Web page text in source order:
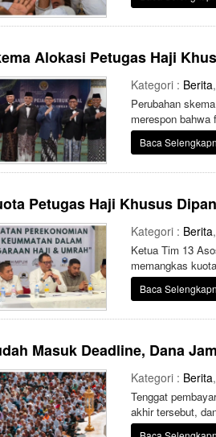
Alokasi Petugas Haji
Kategori : Berita,
Perubahan
merespon bahwa
Baca
Petugas Haji Khusus
Kategori : Berita,
Ketua Tim 13
memangkas
Baca
Masuk Deadline, Dana
Kategori : Berita,
Tenggat
akhir tersebut,